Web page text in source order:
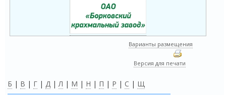
Варианты размещения
Версия для печати
Б | В | Г | Д |Л | М | Н | П | Р | С | Щ